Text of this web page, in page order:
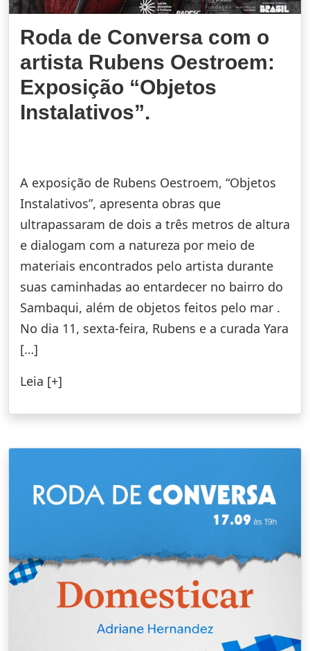
Roda de Conversa com o
artista Rubens Oestroem:
Exposição “Objetos
Instalativos”.
A exposição de Rubens Oestroem, “Objetos
Instalativos”, apresenta obras que
ultrapassaram de dois a três metros de altura
e dialogam com a natureza por meio de
materiais encontrados pelo artista durante
suas caminhadas ao entardecer no bairro do
Sambaqui, além de objetos feitos pelo mar .
No dia 11, sexta-feira, Rubens e a curada Yara
[…]
Leia [+]